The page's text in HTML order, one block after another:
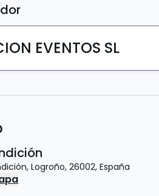
EVENTOS SL
, Logroño, 26002, España